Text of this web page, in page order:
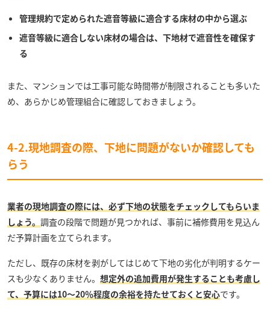
管理規約で定められた遮音等級に適合する床材の中から選ぶ
遮音等級に適合しない床材の場合は、下地材で遮音性を確保す
る
また、マンションでは工事可能な時間帯が制限されることも多いた
め、あらかじめ管理組合に確認しておきましょう。
4-2.現地調査の際、下地に問題がないか確認しても
らう
業者の現地調査の際には、必ず下地の状態をチェックしてもらいま
しょう。 調査の段階で問題が見つかれば、事前に補修費用を見込ん
だ予算計画を立てられます。
ただし、既存の床材を剥がしてはじめて下地の劣化が判明するケー
スも少なくありません。 想定外の追加費用が発生することも考慮し
て、予算には10〜20％程度の余裕を持たせておくと安心です。